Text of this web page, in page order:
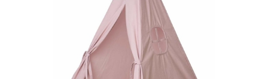
Logga in
Bli medlem i Club Miixi